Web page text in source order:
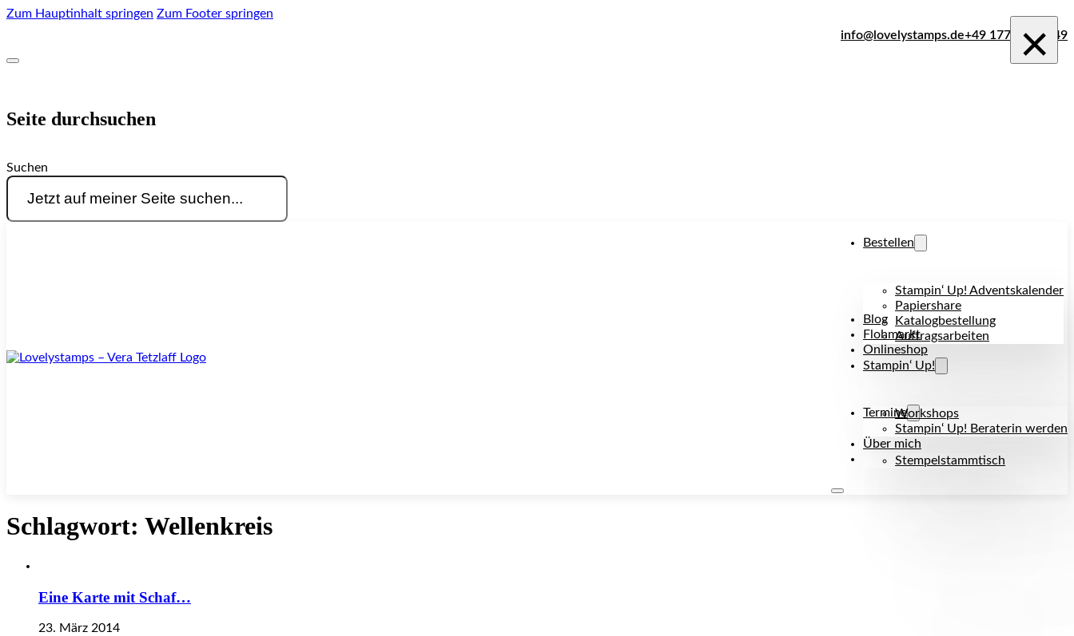
Zum Hauptinhalt springen Zum Footer springen
info@lovelystamps.de+49 177 242 1849
Seite durchsuchen
Suchen
×
Bestellen
Stampin‘ Up! Adventskalender
Papiershare
Katalogbestellung
Auftragsarbeiten
Blog
Flohmarkt
Onlineshop
Stampin‘ Up!
Workshops
Stampin‘ Up! Beraterin werden
Termine
Stempelstammtisch
Über mich
Kontakt
Schlagwort: Wellenkreis
Eine Karte mit Schaf…
23. März 2014